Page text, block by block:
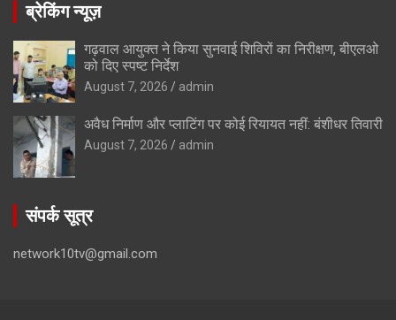
ब्रेकिंग न्यूज़
गढ़वाल आयुक्त ने किया सुनवाई शिविरों का निरीक्षण, बीएलओ
को दिए स्पष्ट निर्देश
August 7, 2026 admin
अवैध निर्माण और प्लाटिंग पर कोई रियायत नहीं: बंशीधर तिवारी
August 7, 2026 admin
संपर्क सूत्र
network10tv@gmail.com